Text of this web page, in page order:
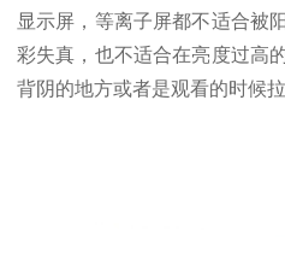
显示屏，等离子屏都不适合被
彩失真，也不适合在亮度过高
背阴的地方或者是观看的时候拉